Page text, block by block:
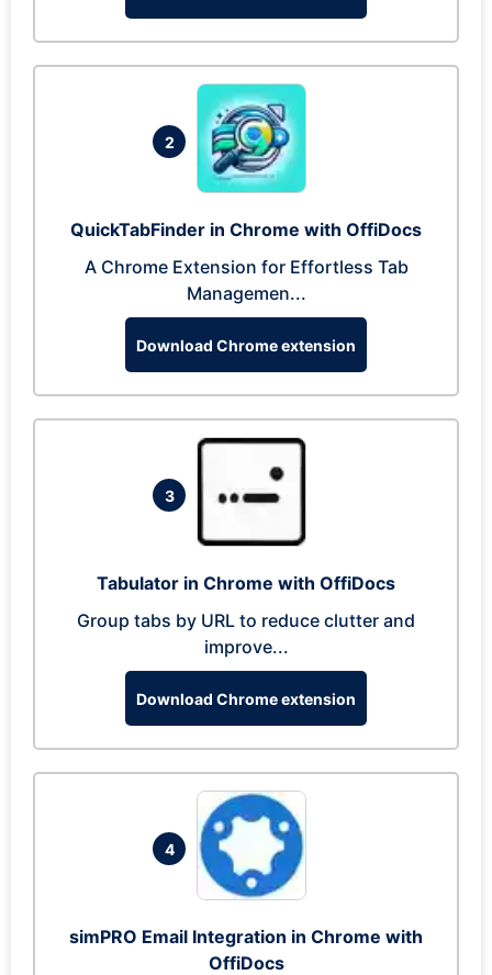
2
QuickTabFinder in Chrome with OffiDocs
A Chrome Extension for Effortless Tab
Managemen...
Download Chrome extension
3
Tabulator in Chrome with OffiDocs
Group tabs by URL to reduce clutter and
improve...
Download Chrome extension
4
simPRO Email Integration in Chrome with
OffiDocs